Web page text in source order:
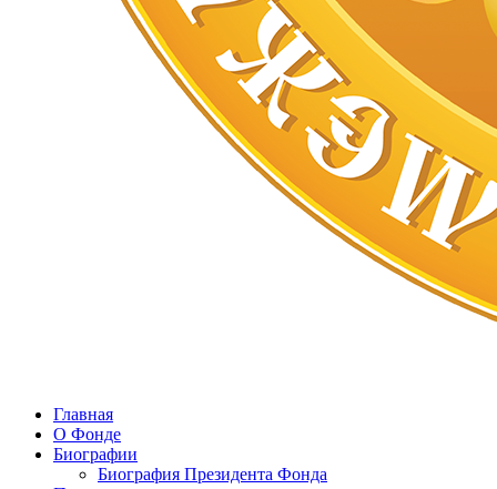
Главная
О Фонде
Биографии
Биография Президента Фонда